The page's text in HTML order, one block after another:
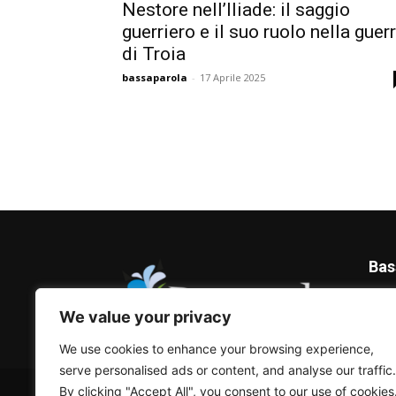
We value your privacy
We use cookies to enhance your browsing experience,
serve personalised ads or content, and analyse our traffic.
By clicking "Accept All", you consent to our use of cookies.
Nestore nell’Iliade: il saggio
guerriero e il suo ruolo nella
di Troia
bassaparola - 17 Aprile 2025
© Bassaparola.it 2015-2025